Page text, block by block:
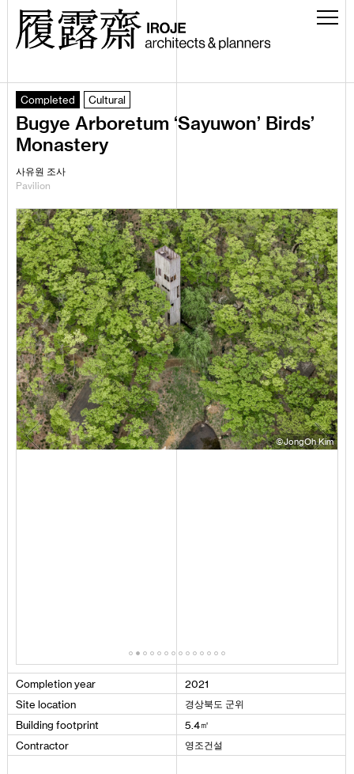
Completed Cultural
Bugye Arboretum ‘Sayuwon’ Birds’
Monastery
사유원 조사
Pavilion
©JongOh Kim
Completion year
2021
Site location
경상북도 군위
Building footprint 5 4㎡
Contractor
영조건설